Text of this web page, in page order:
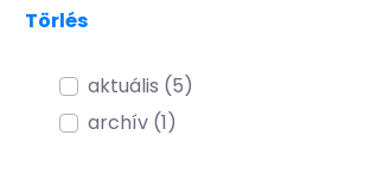
Törlés
aktuális (5)
archív (1)